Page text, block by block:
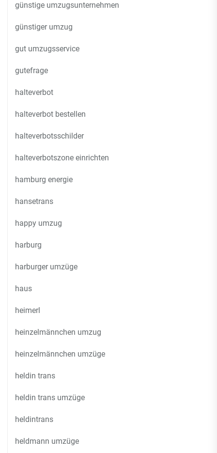
günstige umzugsunternehmen
günstiger umzug
gut umzugsservice
gutefrage
halteverbot
halteverbot bestellen
halteverbotsschilder
halteverbotszone einrichten
hamburg energie
hansetrans
happy umzug
harburg
harburger umzüge
haus
heimerl
heinzelmännchen umzug
heinzelmännchen umzüge
heldin trans
heldin trans umzüge
heldintrans
heldmann umzüge